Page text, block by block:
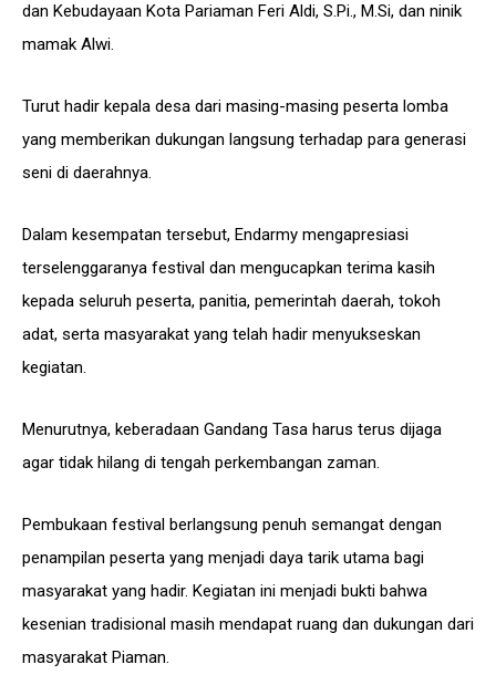
dan Kebudayaan Kota Pariaman Feri Aldi, S.Pi., M.Si, dan ninik
mamak Alwi.
Turut hadir kepala desa dari masing-masing peserta lomba
yang memberikan dukungan langsung terhadap para generasi
seni di daerahnya.
Dalam kesempatan tersebut, Endarmy mengapresiasi
terselenggaranya festival dan mengucapkan terima kasih
kepada seluruh peserta, panitia, pemerintah daerah, tokoh
adat, serta masyarakat yang telah hadir menyukseskan
kegiatan.
Menurutnya, keberadaan Gandang Tasa harus terus dijaga
agar tidak hilang di tengah perkembangan zaman.
Pembukaan festival berlangsung penuh semangat dengan
penampilan peserta yang menjadi daya tarik utama bagi
masyarakat yang hadir. Kegiatan ini menjadi bukti bahwa
kesenian tradisional masih mendapat ruang dan dukungan dari
masyarakat Piaman.